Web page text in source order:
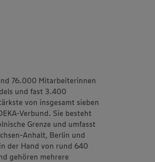
76.000 Mitarbeiterinnen
und fast 3.400
von insgesamt sieben
Verbund. Sie besteht
Grenze und umfasst
Anhalt, Berlin und
der Hand von rund 640
gehören mehrere